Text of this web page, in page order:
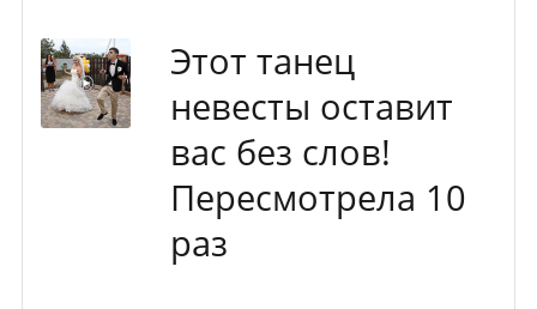
Этот танец
невесты оставит
вас без слов!
Пересмотрела 10
раз